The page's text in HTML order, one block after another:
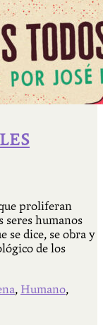
proliferan
seres humanos
se dice, se obra y
de los
, Humano,